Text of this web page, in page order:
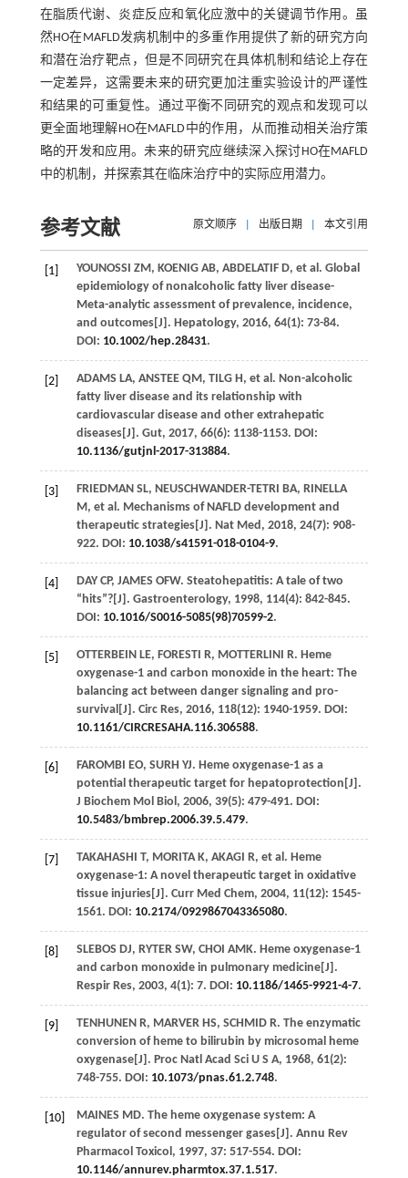
在脂质代谢、炎症反应和氧化应激中的关键调节作用。虽
然HO在MAFLD发病机制中的多重作用提供了新的研究方向
和潜在治疗靶点，但是不同研究在具体机制和结论上存在
一定差异，这需要未来的研究更加注重实验设计的严谨性
和结果的可重复性。通过平衡不同研究的观点和发现可以
更全面地理解HO在MAFLD中的作用，从而推动相关治疗策
略的开发和应用。未来的研究应继续深入探讨HO在MAFLD
中的机制，并探索其在临床治疗中的实际应用潜力。
参考文献 原文顺序 出版日期 本文引用
[1] YOUNOSSI ZM, KOENIG AB, ABDELATIF D, et al. Global
epidemiology of nonalcoholic fatty liver disease-
Meta-analytic assessment of prevalence, incidence,
and outcomes[J]. Hepatology, 2016, 64(1): 73-84.
DOI: 10.1002/hep.28431.
[2] ADAMS LA, ANSTEE QM, TILG H, et al. Non-alcoholic
fatty liver disease and its relationship with
cardiovascular disease and other extrahepatic
diseases[J]. Gut, 2017, 66(6): 1138-1153. DOI:
10.1136/gutjnl-2017-313884.
[3] FRIEDMAN SL, NEUSCHWANDER-TETRI BA, RINELLA
M, et al. Mechanisms of NAFLD development and
therapeutic strategies[J]. Nat Med , 2018, 24(7): 908-
922. DOI: 10.1038/s41591-018-0104-9.
[4] DAY CP, JAMES OFW. Steatohepatitis: A tale of two
“hits”?[J]. Gastroenterology, 1998, 114(4): 842-845.
DOI: 10.1016/S0016-5085(98)70599-2.
[5] OTTERBEIN LE, FORESTI R, MOTTERLINI R. Heme
oxygenase-1 and carbon monoxide in the heart: The
balancing act between danger signaling and pro-
survival[J]. Circ Res, 2016, 118(12): 1940-1959. DOI:
10.1161/CIRCRESAHA.116.306588.
[6] FAROMBI EO, SURH YJ. Heme oxygenase-1 as a
potential therapeutic target for hepatoprotection[J].
J Biochem Mol Biol , 2006, 39(5): 479-491. DOI:
10.5483/bmbrep.2006.39.5.479.
[7] TAKAHASHI T, MORITA K, AKAGI R, et al. Heme
oxygenase-1: A novel therapeutic target in oxidative
tissue injuries[J]. Curr Med Chem, 2004, 11(12): 1545-
1561. DOI: 10.2174/0929867043365080.
[8] SLEBOS DJ, RYTER SW, CHOI AMK. Heme oxygenase-1
and carbon monoxide in pulmonary medicine[J].
Respir Res, 2003, 4(1): 7. DOI: 10.1186/1465-9921-4-7.
[9] TENHUNEN R, MARVER HS, SCHMID R. The enzymatic
conversion of heme to bilirubin by microsomal heme
oxygenase[J]. Proc Natl Acad Sci U S A, 1968, 61(2):
748-755. DOI: 10.1073/pnas.61.2.748.
[10] MAINES MD. The heme oxygenase system: A
regulator of second messenger gases[J]. Annu Rev
Pharmacol Toxicol , 1997, 37: 517-554. DOI:
10.1146/annurev.pharmtox.37.1.517.